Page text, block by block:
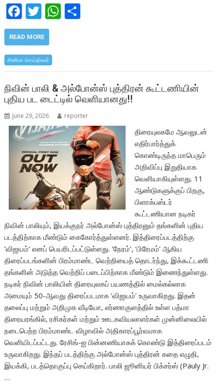
F
ac
e
b
o
o
k
T
w
itt
er
W
A
p
p
READ MORE
சினிமா செய்திகள்
நிவின் பாலி & அல்போன்ஸ் புத்திரன் கூட்டணியின்
புதிய பட டைட்டில் வெளியானது!!
June 29, 2026 reporter
திரையுலகமே ஆவலுடன்
எதிர்பார்த்துக்
கொண்டிருந்த மாபெரும்
அறிவிப்பு இறுதியாக
வெளியாகியுள்ளது. 11
ஆண்டுகளுக்குப் பிறகு,
பிளாக்பஸ்டர்
கூட்டணியான நடிகர்
நிவின் பாலியும், இயக்குநர் அல்போன்ஸ் புத்திரனும் தங்களின் புதிய
படத்திற்காக மீண்டும் கைகோர்த்துள்ளனர். இத்திரைப்படத்திற்கு
‘விஜயம்’ எனப் பெயரிடப்பட்டுள்ளது. ‘நேரம்’, ‘பிரேமம்’ ஆகிய
திரைப்படங்களின் பிரம்மாண்ட வெற்றியைத் தொடர்ந்து, இக்கூட்டணி
தங்களின் அடுத்த வெற்றிப் படைப்பிற்காக மீண்டும் இணைந்துள்ளது.
நடிகர் நிவின் பாலியின் திரையுலகப் பயணத்தில் மைல்கல்லாக
அமையும் 50-ஆவது திரைப்படமாக ‘விஜயம்’ உருவாகிறது. இதன்
தலைப்பு மற்றும் அறிமுக வீடியோ, எர்ணாகுளத்தில் உள்ள பத்மா
திரையரங்கில், ரசிகர்கள் மற்றும் ஊடகவியலாளர்கள் முன்னிலையில்
நடைபெற்ற பிரம்மாண்ட விழாவில் அதிகாரப்பூர்வமாக
வெளியிடப்பட்டது. ரேசிங்-ஐ பின்னணியாகக் கொண்டு இத்திரைப்படம்
உருவாகிறது. இந்தப் படத்திற்கு அல்போன்ஸ் புத்திரன் கதை எழுதி,
இயக்கி, படத்தொகுப்பு செய்கிறார். பாலி ஜூனியர் பிக்சர்ஸ் (Pauly Jr.
…